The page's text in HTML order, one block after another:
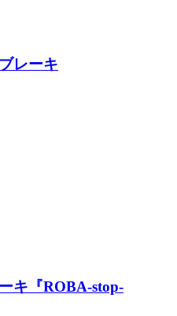
レーキ
キ『ROBA-stop-